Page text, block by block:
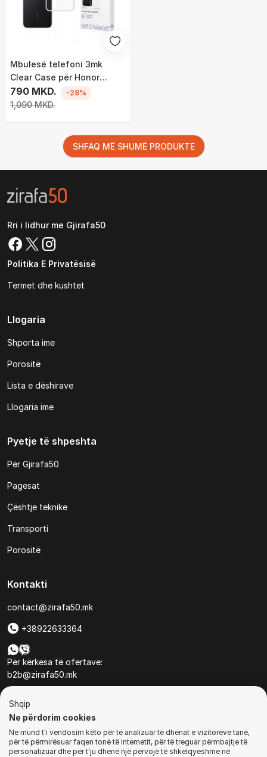
Mbulesë telefoni 3mk
Clear Case për Honor
Magic 8 Pro, transparente
790 MKD.
1,090 MKD.
-28%
SHFAQ MË SHUMË PRODUKTE
Rri i lidhur me Gjirafa50
Politika E Privatësisë
Termet dhe kushtet
Llogaria
Shporta ime
Porositë
Lista e dëshirave
Llogaria ime
Pyetje të shpeshta
Për Gjirafa50
Pagesat
Çështje teknike
Transporti
Porositë
Kontakti
contact@zirafa50.mk
+38922633364
Për kërkesa të ofertave:
b2b@zirafa50.mk
Shqip
Ne përdorim cookies
Ne mund t'i vendosim këto për të analizuar të dhënat e vizitorëve tanë,
për të përmirësuar faqen tonë të internetit, për të treguar përmbajtje të
personalizuar dhe për t'ju dhënë një përvojë të shkëlqyeshme në